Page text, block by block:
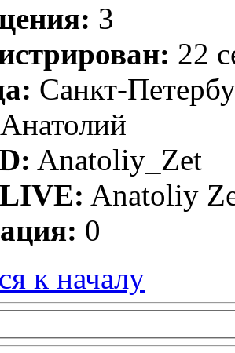
3
22
Санкт-
Анатолий
Anatoliy_Zet
Anatoliy
0
к началу